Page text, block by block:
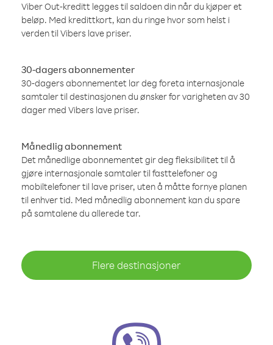
Viber Out-kreditt legges til saldoen din når du kjøper et
beløp. Med kredittkort, kan du ringe hvor som helst i
verden til Vibers lave priser.
30-dagers abonnementer
30-dagers abonnementet lar deg foreta internasjonale
samtaler til destinasjonen du ønsker for varigheten av 30
dager med Vibers lave priser.
Månedlig abonnement
Det månedlige abonnementet gir deg fleksibilitet til å
gjøre internasjonale samtaler til fasttelefoner og
mobiltelefoner til lave priser, uten å måtte fornye planen
til enhver tid. Med månedlig abonnement kan du spare
på samtalene du allerede tar.
Flere destinasjoner